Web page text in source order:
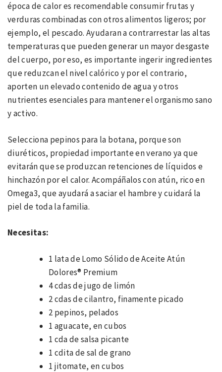
época de calor es recomendable consumir frutas y
verduras combinadas con otros alimentos ligeros; por
ejemplo, el pescado. Ayudaran a contrarrestar las altas
temperaturas que pueden generar un mayor desgaste
del cuerpo, por eso, es importante ingerir ingredientes
que reduzcan el nivel calórico y por el contrario,
aporten un elevado contenido de agua y otros
nutrientes esenciales para mantener el organismo sano
y activo.
Selecciona pepinos para la botana, porque son
diuréticos, propiedad importante en verano ya que
evitarán que se produzcan retenciones de líquidos e
hinchazón por el calor. Acompáñalos con atún, rico en
Omega3, que ayudará a saciar el hambre y cuidará la
piel de toda la familia.
Necesitas:
1 lata de Lomo Sólido de Aceite Atún
Dolores® Premium
4 cdas de jugo de limón
2 cdas de cilantro, finamente picado
2 pepinos, pelados
1 aguacate, en cubos
1 cda de salsa picante
1 cdita de sal de grano
1 jitomate, en cubos